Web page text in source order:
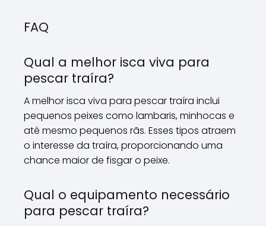
FAQ
Qual a melhor isca viva para
pescar traíra?
A melhor isca viva para pescar traíra inclui
pequenos peixes como lambaris, minhocas e
até mesmo pequenos rãs. Esses tipos atraem
o interesse da traíra, proporcionando uma
chance maior de fisgar o peixe.
Qual o equipamento necessário
para pescar traíra?